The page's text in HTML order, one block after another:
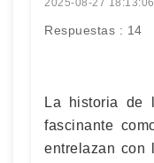
2025-08-27 18:13:06
Respuestas : 14
La historia de
fascinante
entrelazan con